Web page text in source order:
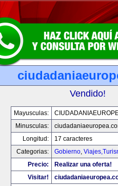
Vendido!
Mayusculas:
Minusculas:
Longitud:
17 caracteres
Categorias:
Gobierno,
Precio:
Realizar una oferta!
Visitar!